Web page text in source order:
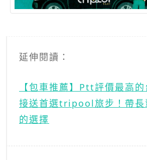
延伸閱讀：
【包車推薦】Ptt評價最高
接送首選tripool旅步！帶長
的選擇